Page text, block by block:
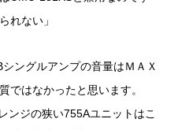
れない」
ングルアンプの音量はＭＡＸ
ではなかったと思います。
ンジの狭い755Aユニットはこ